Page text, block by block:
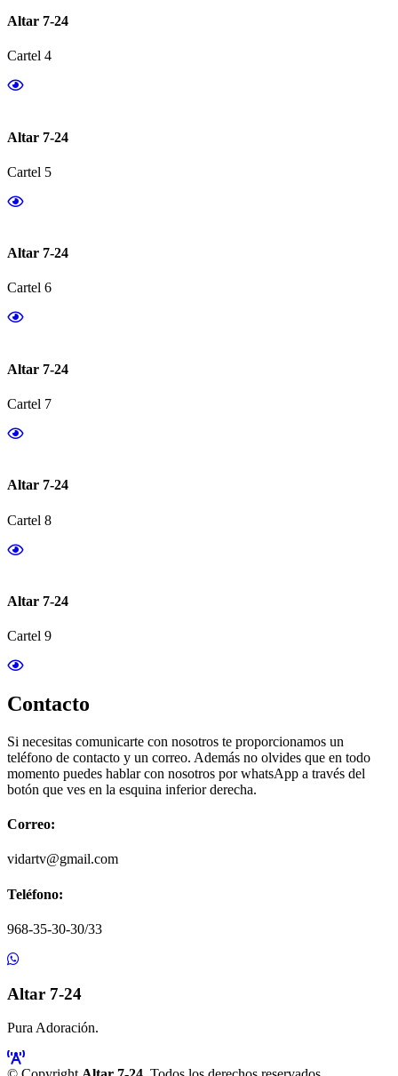
Altar 7-24
Cartel 4
Altar 7-24
Cartel 5
Altar 7-24
Cartel 6
Altar 7-24
Cartel 7
Altar 7-24
Cartel 8
Altar 7-24
Cartel 9
Contacto
Si necesitas comunicarte con nosotros te proporcionamos un
teléfono de contacto y un correo. Además no olvides que en todo
momento puedes hablar con nosotros por whatsApp a través del
botón que ves en la esquina inferior derecha.
Correo:
vidartv@gmail.com
Teléfono:
968-35-30-30/33
Altar 7-24
Pura Adoración.